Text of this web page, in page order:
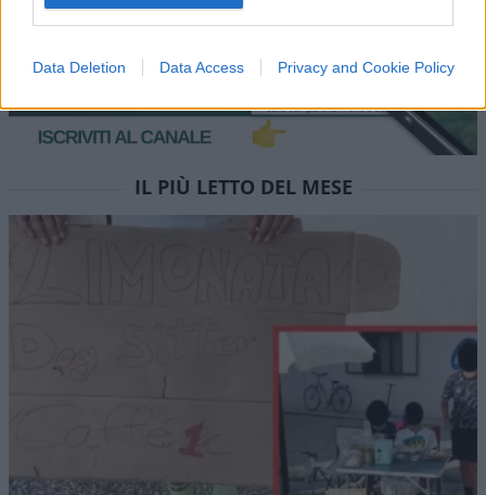
Data Deletion Data Access Privacy and Cookie Policy
IL PIÙ LETTO DEL MESE